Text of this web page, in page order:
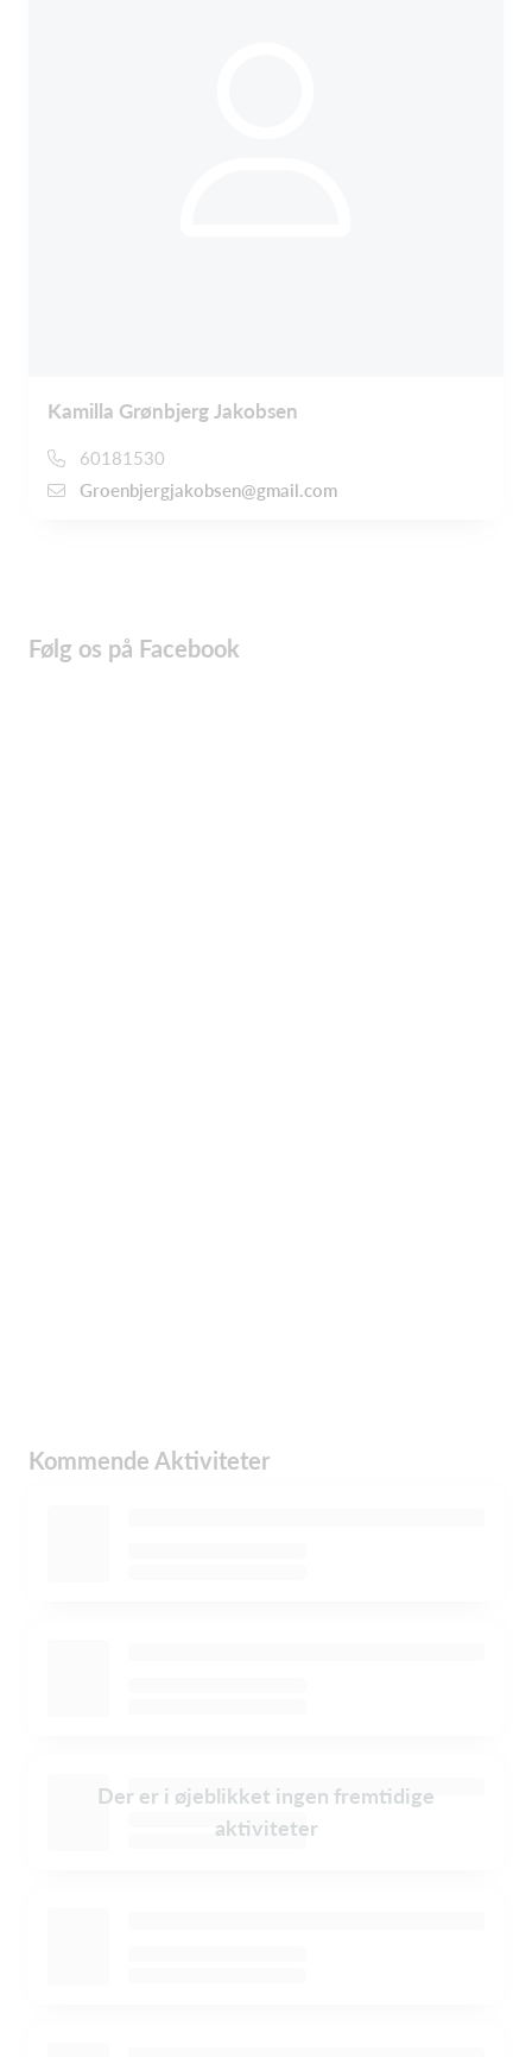
Kamilla Grønbjerg Jakobsen
60181530
Groenbjergjakobsen@gmail.com
Følg os på Facebook
Kommende Aktiviteter
Der er i øjeblikket ingen fremtidige
aktiviteter